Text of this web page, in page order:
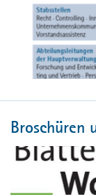
Broschüren